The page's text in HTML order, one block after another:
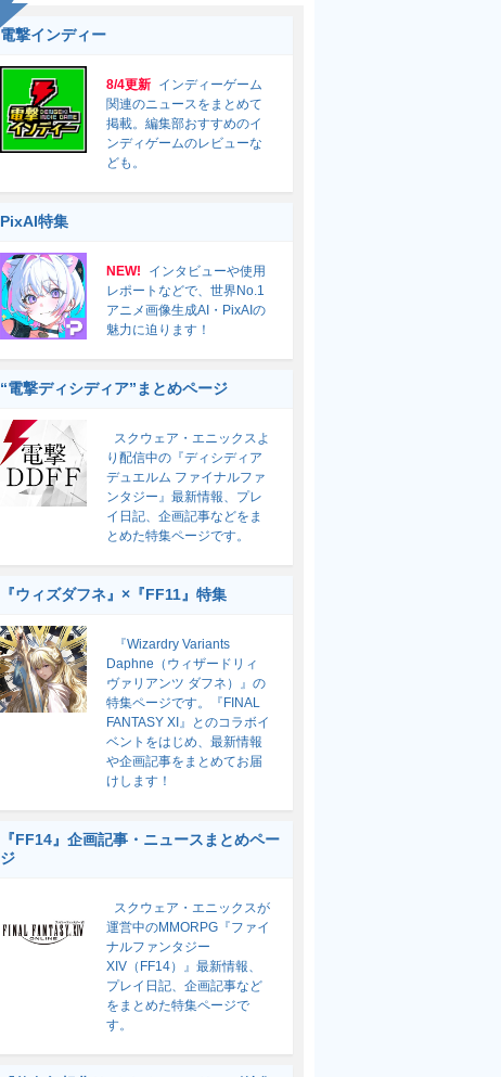
電撃インディー
8/4更新 インディーゲーム
関連のニュースをまとめて
掲載。編集部おすすめのイ
ンディゲームのレビューな
ども。
PixAI特集
NEW!
インタビューや使用
レポートなどで、世界No.1
アニメ画像生成AI・PixAIの
魅力に迫ります！
“電撃ディシディア”まとめページ
スクウェア・エニックスよ
り配信中の『ディシディア
デュエルム ファイナルファ
ンタジー』最新情報、プレ
イ日記、企画記事などをま
とめた特集ページです。
『ウィズダフネ』×『FF11』特集
『Wizardry Variants
Daphne（ウィザードリィ
ヴァリアンツ ダフネ）』の
特集ページです。『FINAL
FANTASY XI』とのコラボイ
ベントをはじめ、最新情報
や企画記事をまとめてお届
けします！
『FF14』企画記事・ニュースまとめペー
ジ
スクウェア・エニックスが
運営中のMMORPG『ファイ
ナルファンタジー
XIV（FF14）』最新情報、
プレイ日記、企画記事など
をまとめた特集ページで
す。